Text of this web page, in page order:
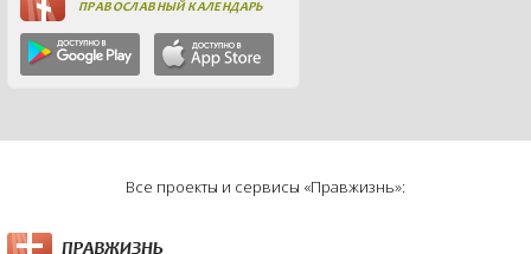
ПРАВОСЛАВНЫЙ КАЛЕНДАРЬ
Все проекты и сервисы «Правжизнь»: